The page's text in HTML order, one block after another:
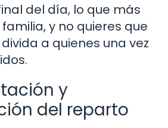
del día, lo que más
y no quieres que
a quienes una vez
y
del reparto